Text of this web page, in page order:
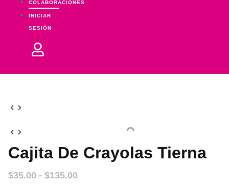
COLABORACIONES
INICIAR
SESIÓN
Cajita De Crayolas Tierna
$35.00 - $135.00